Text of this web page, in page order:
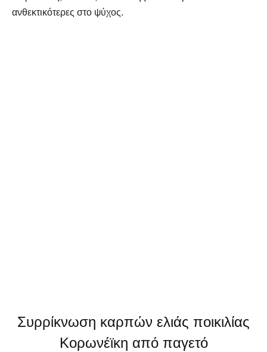
ανθεκτικότερες στο ψύχος.
Συρρίκνωση καρπών ελιάς ποικιλίας
Κορωνέϊκη από παγετό